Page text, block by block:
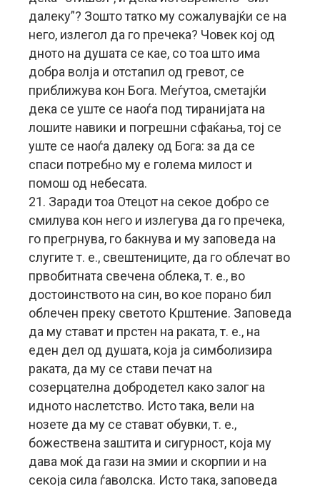
далеку”? Зошто татко му сожалувајќи се на
него, излегол да го пречека? Човек кој од
дното на душата се кае, со тоа што има
добра волја и отстапил од гревот, се
приближува кон Бога. Меѓутоа, сметајќи
дека се уште се наоѓа под тиранијата на
лошите навики и погрешни сфаќања, тој се
уште се наоѓа далеку од Бога: за да се
спаси потребно му е голема милост и
помош од небесата.
21. Заради тоа Отецот на секое добро се
смилува кон него и излегува да го пречека,
го прегрнува, го бакнува и му заповеда на
слугите т. е., свештениците, да го облечат во
првобитната свечена облека, т. е., во
достоинството на син, во кое порано бил
облечен преку светото Крштение. Заповеда
да му стават и прстен на раката, т. е., на
еден дел од душата, која ја симболизира
раката, да му се стави печат на
созерцателна добродетел како залог на
идното наслетство. Исто така, вели на
нозете да му се стават обувки, т. е.,
божествена заштита и сигурност, која му
дава моќ да гази на змии и скорпии и на
секоја сила ѓаволска. Исто така, заповеда